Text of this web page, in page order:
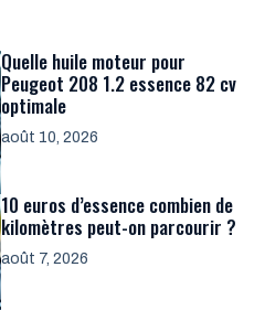
Quelle huile moteur pour
Peugeot 208 1.2 essence 82 cv
optimale
août 10, 2026
10 euros d’essence combien de
kilomètres peut-on parcourir ?
août 7, 2026